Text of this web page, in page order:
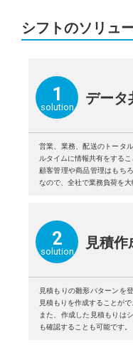
シフトのソリュ
1
solution
データ
営業、業務、配送のトータ
ルタイムに情報共有をするこ
顧客管理や商品管理はもち
なので、全社で業務負荷を⼤
2
solution
⾒積作
⾒積もりの雛形パターンを
⾒積もりを作成することがで
また、作成した⾒積もりは
も確認することも可能です。